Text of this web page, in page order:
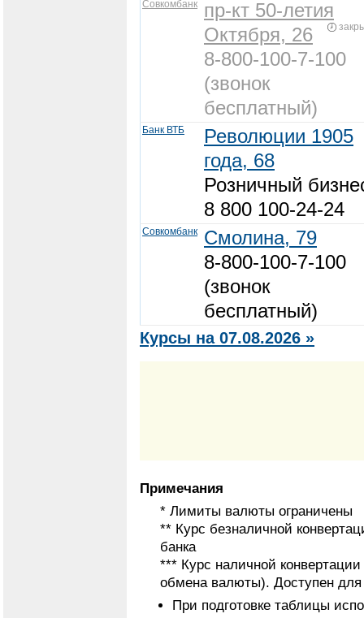
Совкомбанк
пр-кт 50-летия
Октября, 26
8-800-100-7-100
(звонок
бесплатный)
Банк ВТБ
Революции 1905
года, 68
Розничный
8 800 100-24-24
Совкомбанк
Смолина, 79
8-800-100-7-100
(звонок
бесплатный)
Курсы на 07.08.2026 »
Примечания
* Лимиты валюты ограничены
** Курс безналичной
банка
*** Курс наличной
обмена валюты). Доступен для
При подготовке таблицы